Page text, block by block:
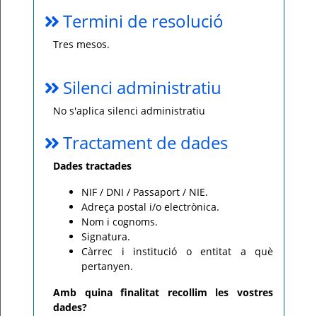
Termini de resolució
Tres mesos.
Silenci administratiu
No s'aplica silenci administratiu
Tractament de dades
Dades tractades
NIF / DNI / Passaport / NIE.
Adreça postal i/o electrònica.
Nom i cognoms.
Signatura.
Càrrec i institució o entitat a què
pertanyen.
Amb quina finalitat recollim les vostres
dades?